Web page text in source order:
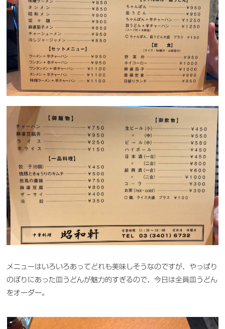
メニューはいろいろあってどれも美味しそうなのですが、やっぱり
のぼりにあった皿うどんが魅力的すぎるので、今日は全員皿うどん
をオーダー。